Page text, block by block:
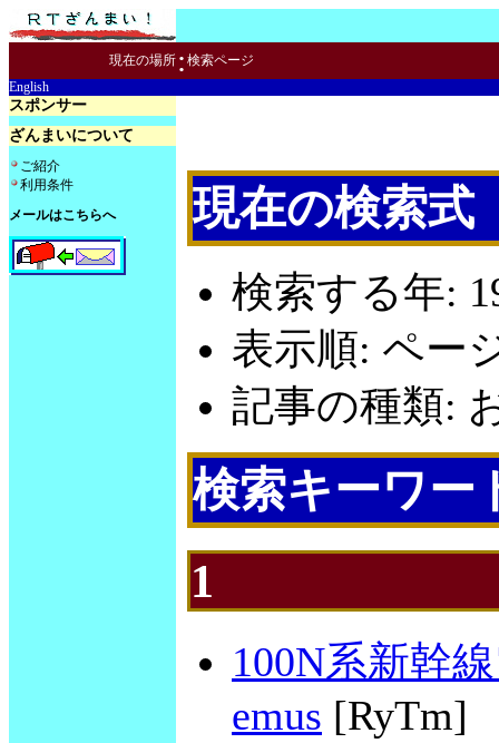
現在の場所 : 検索ページ
English
スポンサー
ざんまいについて
ご紹介
利用条件
メールはこちらへ
現在の検索式
検索する年:
表示順: ペー
記事の種類:
検索キーワー
1
100N系新幹
emus [RyTm]